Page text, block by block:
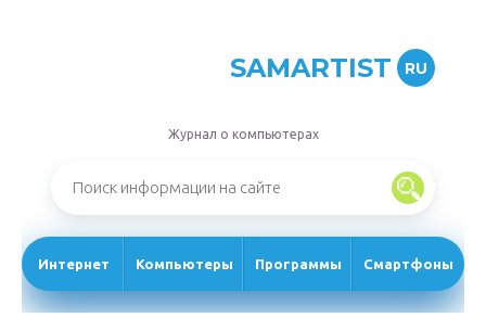
SAMARTIST RU
Журнал о компьютерах
Интернет Компьютеры Программы Смартфоны